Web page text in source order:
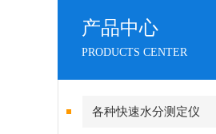
产品中心
PRODUCTS CENTER
各种快速水分测定仪